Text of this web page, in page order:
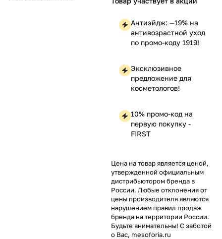
Антиэйдж: —19% на
антивозрастной уход
по промо-коду 1919!
Эксклюзивное
предложение для
косметологов!
10% промо-код на
первую покупку -
FIRST
Цена на товар является ценой,
утвержденной официальным
дистрибьютором бренда в
России. Любые отклонения от
цены производителя являются
нарушением правил продаж
бренда на территории России.
Будьте внимательны! С заботой
о Вас, mesoforia.ru